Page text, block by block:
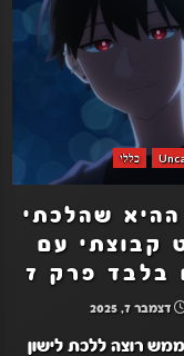
כללי
שהלכתי
קבוצתי עם
בלבד פרק 7
דצמבר 7, 2025
ממש רוצה ללכת לישון